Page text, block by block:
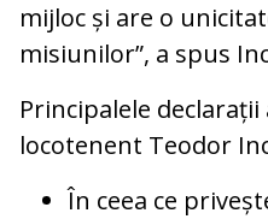
mijloc și are o
misiunilor”, a spus
Principalele
locotenent Teodor
În ceea ce